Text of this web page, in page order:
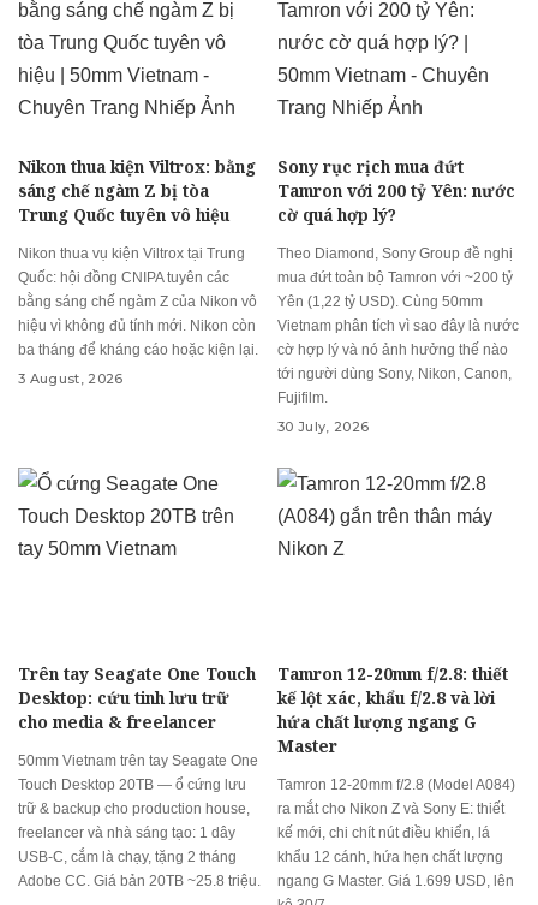
Nikon thua kiện Viltrox: bằng
sáng chế ngàm Z bị tòa
Trung Quốc tuyên vô hiệu
Nikon thua vụ kiện Viltrox tại Trung
Quốc: hội đồng CNIPA tuyên các
bằng sáng chế ngàm Z của Nikon vô
hiệu vì không đủ tính mới. Nikon còn
ba tháng để kháng cáo hoặc kiện lại.
3 August, 2026
Sony rục rịch mua đứt
Tamron với 200 tỷ Yên: nước
cờ quá hợp lý?
Theo Diamond, Sony Group đề nghị
mua đứt toàn bộ Tamron với ~200 tỷ
Yên (1,22 tỷ USD). Cùng 50mm
Vietnam phân tích vì sao đây là nước
cờ hợp lý và nó ảnh hưởng thế nào
tới người dùng Sony, Nikon, Canon,
Fujifilm.
30 July, 2026
Trên tay Seagate One Touch
Desktop: cứu tinh lưu trữ
cho media & freelancer
50mm Vietnam trên tay Seagate One
Touch Desktop 20TB — ổ cứng lưu
trữ & backup cho production house,
freelancer và nhà sáng tạo: 1 dây
USB-C, cắm là chạy, tặng 2 tháng
Adobe CC. Giá bản 20TB ~25.8 triệu.
Tamron 12-20mm f/2.8: thiết
kế lột xác, khẩu f/2.8 và lời
hứa chất lượng ngang G
Master
Tamron 12-20mm f/2.8 (Model A084)
ra mắt cho Nikon Z và Sony E: thiết
kế mới, chi chít nút điều khiển, lá
khẩu 12 cánh, hứa hẹn chất lượng
ngang G Master. Giá 1.699 USD, lên